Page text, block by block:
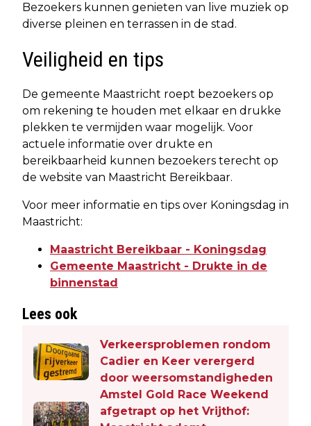
Bezoekers kunnen genieten van live muziek op
diverse pleinen en terrassen in de stad.​
Veiligheid en tips
De gemeente Maastricht roept bezoekers op
om rekening te houden met elkaar en drukke
plekken te vermijden waar mogelijk. Voor
actuele informatie over drukte en
bereikbaarheid kunnen bezoekers terecht op
de website van Maastricht Bereikbaar.
Voor meer informatie en tips over Koningsdag in
Maastricht:
Maastricht Bereikbaar - Koningsdag
Gemeente Maastricht - Drukte in de
binnenstad
Lees ook
Verkeersproblemen rondom
Cadier en Keer verergerd
door weersomstandigheden
Amstel Gold Race Weekend
afgetrapt op het Vrijthof: